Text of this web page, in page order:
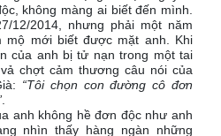
không màng ai biết đến mình.
12/2014, nhưng phải một năm
mộ mới biết được mặt anh. Khi
của anh bị tử nạn trong một tai
chợt cảm thương câu nói của
“Tôi chọn con đường cô đơn
.
anh không hề đơn độc như anh
nhìn thấy hàng ngàn những